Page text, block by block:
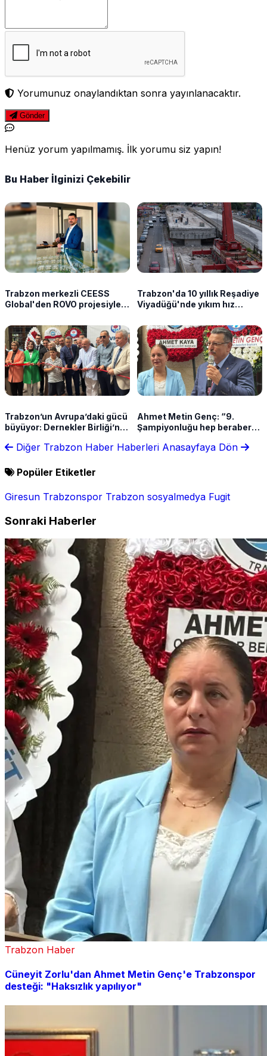
Yorumunuz onaylandıktan sonra yayınlanacaktır.
Gönder
Henüz yorum yapılmamış. İlk yorumu siz yapın!
Bu Haber İlginizi Çekebilir
Trabzon merkezli CEESS
Global'den ROVO projesiyle
Trabzon'da 10 yıllık Reşadiye
Viyadüğü'nde yıkım hız
Trabzon’un Avrupa’daki gücü
büyüyor: Dernekler Birliği’nin
Ahmet Metin Genç: “9.
Şampiyonluğu hep beraber
Diğer Trabzon Haber Haberleri Anasayfaya Dön
Popüler Etiketler
Giresun Trabzonspor Trabzon sosyalmedya Fugit
Sonraki Haberler
Trabzon Haber
Cüneyit Zorlu'dan Ahmet Metin Genç'e Trabzonspor
desteği: "Haksızlık yapılıyor"